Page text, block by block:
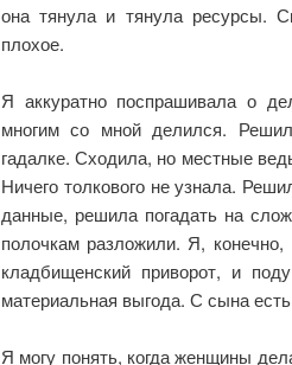
она тянула и тянула ресурсы.
плохое.
Я аккуратно поспрашивала о
многим со мной делился.
гадалке. Сходила, но местные
Ничего толкового не узнала.
данные, решила погадать на
полочкам разложили. Я,
кладбищенский приворот, и
материальная выгода. С сына есть
Я могу понять, когда женщины